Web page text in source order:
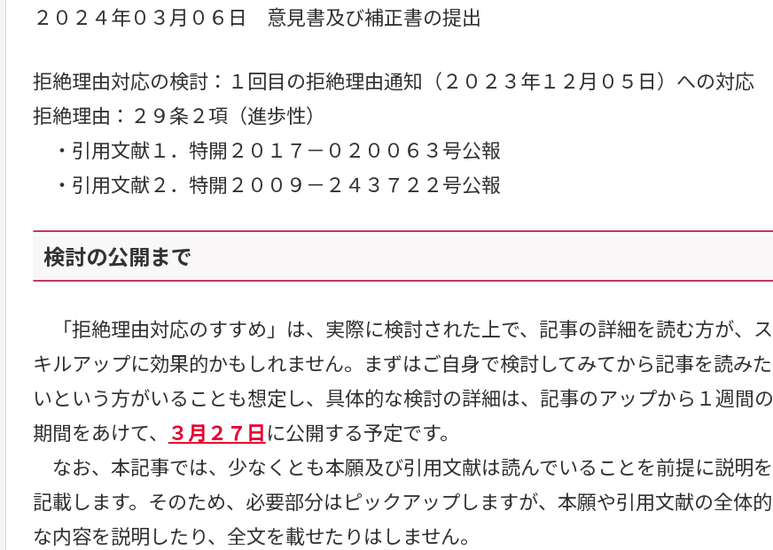
２０２４年０３月０６日 意見書及び補正書の提出
拒絶理由対応の検討：１回目の拒絶理由通知（２０２３年１２月０５日）への対応
拒絶理由：２９条２項（進歩性）
・引用文献１．特開２０１７－０２００６３号公報
・引用文献２．特開２００９－２４３７２２号公報
検討の公開まで
「拒絶理由対応のすすめ」は、実際に検討された上で、記事の詳細を読む方が、ス
キルアップに効果的かもしれません。まずはご自身で検討してみてから記事を読みた
いという方がいることも想定し、具体的な検討の詳細は、記事のアップから１週間の
期間をあけて、 ３月２７日に公開する予定です。
なお、本記事では、少なくとも本願及び引用文献は読んでいることを前提に説明を
記載します。そのため、必要部分はピックアップしますが、本願や引用文献の全体的
な内容を説明したり、全文を載せたりはしません。